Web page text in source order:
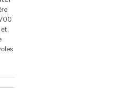
et